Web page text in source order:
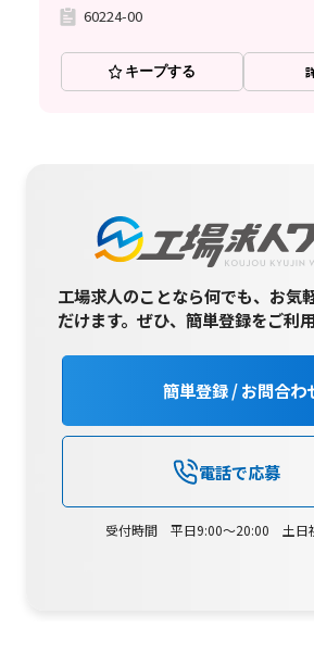
60224-00
キープする
工場求人のことなら何でも、お気
だけます。ぜひ、簡単登録をご利
簡単登録 / お問合わ
電話で応募
受付時間 平日9:00～20:00 土日